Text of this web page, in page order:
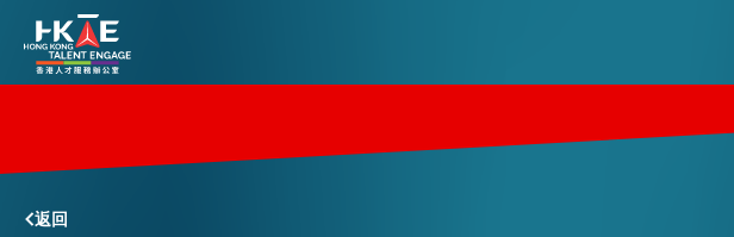
返回